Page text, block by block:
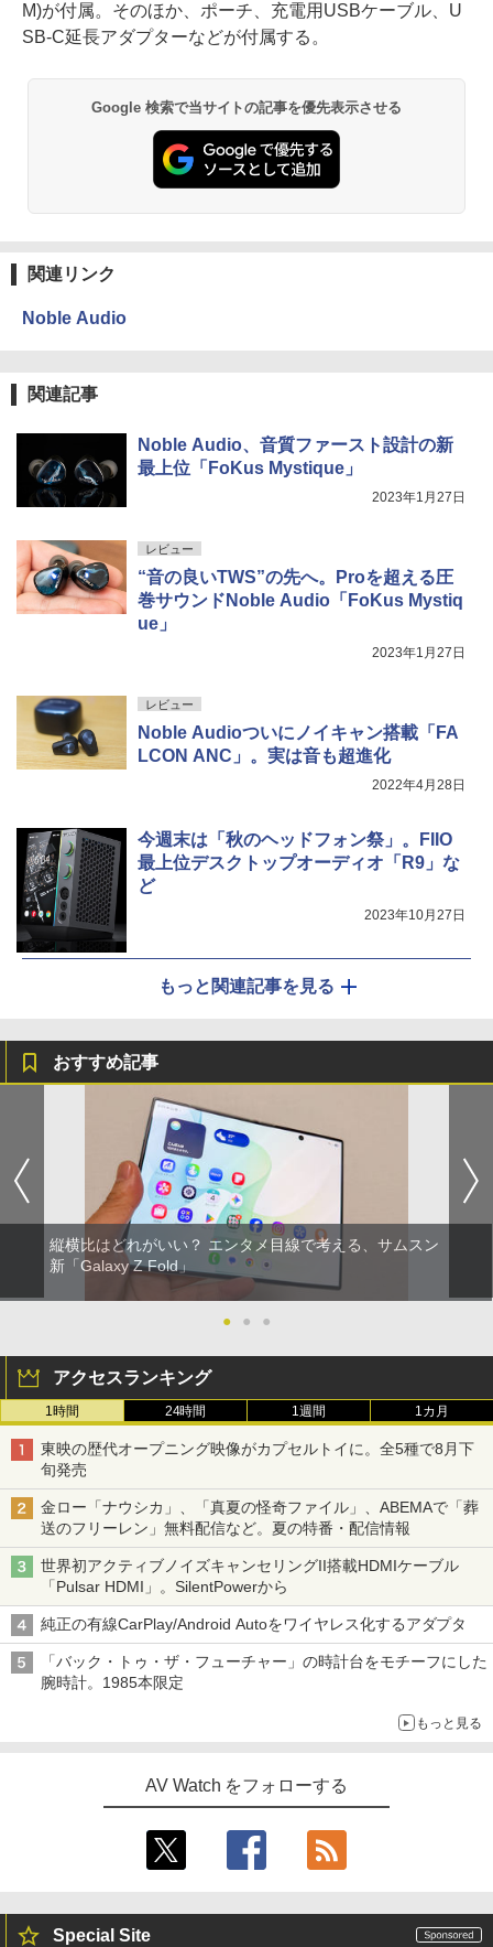
M)が付属。そのほか、ポーチ、充電用USBケーブル、U
SB-C延長アダプターなどが付属する。
Google 検索で当サイトの記事を優先表示させる
関連リンク
Noble Audio
関連記事
Noble Audio、音質ファースト設計の新
最上位「FoKus Mystique」
2023年1月27日
レビュー
“音の良いTWS”の先へ。Proを超える圧
巻サウンドNoble Audio「FoKus Mystiq
ue」
2023年1月27日
レビュー
Noble Audioついにノイキャン搭載「FA
LCON ANC」。実は音も超進化
2022年4月28日
今週末は「秋のヘッドフォン祭」。FIIO
最上位デスクトップオーディオ「R9」な
ど
2023年10月27日
もっと関連記事を見る
おすすめ記事
縦横比はどれがいい？ エンタメ目線で考える、サムスン
新「Galaxy Z Fold」
● ● ●
アクセスランキング
1時間 24時間 1週間 1カ月
東映の歴代オープニング映像がカプセルトイに。全5種で8月下
旬発売
金ロー「ナウシカ」、「真夏の怪奇ファイル」、ABEMAで「葬
送のフリーレン」無料配信など。夏の特番・配信情報
世界初アクティブノイズキャンセリングII搭載HDMIケーブル
「Pulsar HDMI」。SilentPowerから
純正の有線CarPlay/Android Autoをワイヤレス化するアダプタ
「バック・トゥ・ザ・フューチャー」の時計台をモチーフにした
腕時計。1985本限定
もっと見る
AV Watch をフォローする
Special Site